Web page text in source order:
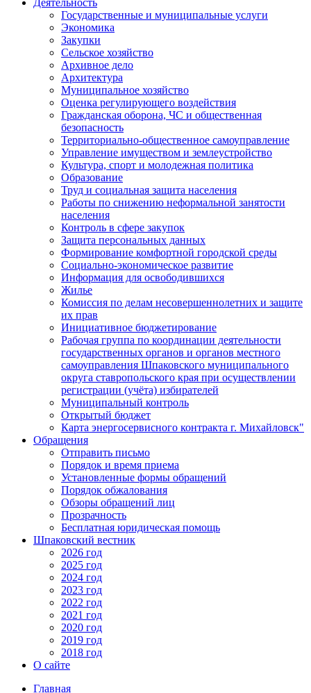
Деятельность
Государственные и муниципальные услуги
Экономика
Закупки
Сельское хозяйство
Архивное дело
Архитектура
Муниципальное хозяйство
Оценка регулирующего воздействия
Гражданская оборона, ЧС и общественная
безопасность
Территориально-общественное самоуправление
Управление имуществом и землеустройство
Культура, спорт и молодежная политика
Образование
Труд и социальная защита населения
Работы по снижению неформальной занятости
населения
Контроль в сфере закупок
Защита персональных данных
Формирование комфортной городской среды
Социально-экономическое развитие
Информация для освободившихся
Жилье
Комиссия по делам несовершеннолетних и защите
их прав
Инициативное бюджетирование
Рабочая группа по координации деятельности
государственных органов и органов местного
самоуправления Шпаковского муниципального
округа ставропольского края при осуществлении
регистрации (учёта) избирателей
Муниципальный контроль
Открытый бюджет
Карта энергосервисного контракта г. Михайловск"
Обращения
Отправить письмо
Порядок и время приема
Установленные формы обращений
Порядок обжалования
Обзоры обращений лиц
Прозрачность
Бесплатная юридическая помощь
Шпаковский вестник
2026 год
2025 год
2024 год
2023 год
2022 год
2021 год
2020 год
2019 год
2018 год
О сайте
Главная